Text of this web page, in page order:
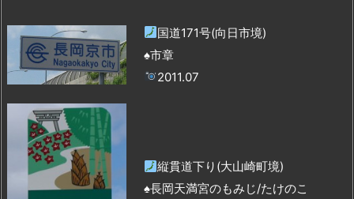
国道171号(向日市境)
♠市章
2011.07
縦貫道下り(大山崎町境)
♠長岡天満宮のもみじ/たけのこ